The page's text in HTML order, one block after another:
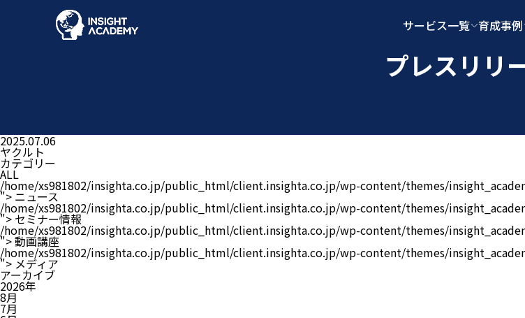
サービス一覧 育成事例
プレスリリ
2025.07.06
ヤクルト
カテゴリー
ALL
/home/xs981802/insighta.co.jp/public_html/client.insighta.co.jp/wp-content/themes/
"> ニュース
/home/xs981802/insighta.co.jp/public_html/client.insighta.co.jp/wp-content/themes/
"> セミナー情報
/home/xs981802/insighta.co.jp/public_html/client.insighta.co.jp/wp-content/themes/
">動画講座
/home/xs981802/insighta.co.jp/public_html/client.insighta.co.jp/wp-content/themes/
"> メディア
アーカイブ
2026年
8月
7月